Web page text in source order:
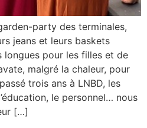
party des terminales,
jeans et leurs baskets
longues pour les filles et de
malgré la chaleur, pour
trois ans à LNBD, les
le personnel… nous
[…]